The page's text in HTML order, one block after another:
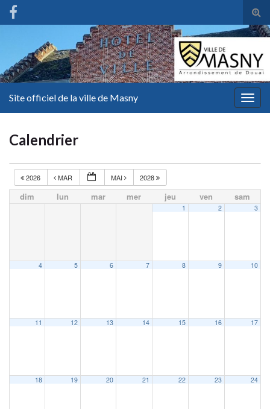
Site officiel de la ville de Masny
Calendrier
2026 MAR MAI 2028
dim lun mar mer jeu ven sam
1 2 3
4 5 6 7 8 9 10
11 12 13 14 15 16 17
18 19 20 21 22 23 24